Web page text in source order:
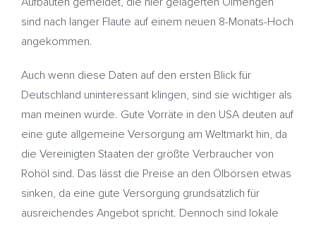
sind nach langer Flaute auf einem neuen 8-Monats-Hoch
angekommen.
Auch wenn diese Daten auf den ersten Blick für
Deutschland uninteressant klingen, sind sie wichtiger als
man meinen würde. Gute Vorräte in den USA deuten auf
eine gute allgemeine Versorgung am Weltmarkt hin, da
die Vereinigten Staaten der größte Verbraucher von
Rohöl sind. Das lässt die Preise an den Ölbörsen etwas
sinken, da eine gute Versorgung grundsätzlich für
ausreichendes Angebot spricht. Dennoch sind lokale